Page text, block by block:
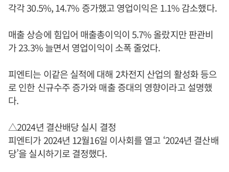
각각 30.5%, 14.7% 증가했고 영업이익은 1.1% 감소했다.
매출 상승에 힘입어 매출총이익이 5.7% 올랐지만 판관비
가 23.3% 늘면서 영업이익이 소폭 줄었다.
피엔티는 이같은 실적에 대해 2차전지 산업의 활성화 등으
로 인한 신규수주 증가와 매출 증대의 영향이라고 설명했
다.
△2024년 결산배당 실시 결정
피엔티가 2024년 12월16일 이사회를 열고 ‘2024년 결산배
당’을 실시하기로 결정했다.